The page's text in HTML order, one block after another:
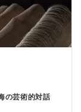
の芸術的対話